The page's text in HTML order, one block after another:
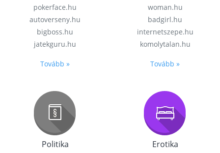
pokerface.hu
autoverseny.hu
bigboss.hu
jatekguru.hu
Tovább »
woman.hu
badgirl.hu
internetszepe.hu
komolytalan.hu
Tovább »
Politika Erotika